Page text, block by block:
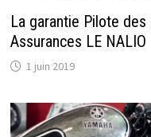
La garantie Pilote
Assurances LE NALIO
1 juin 2019